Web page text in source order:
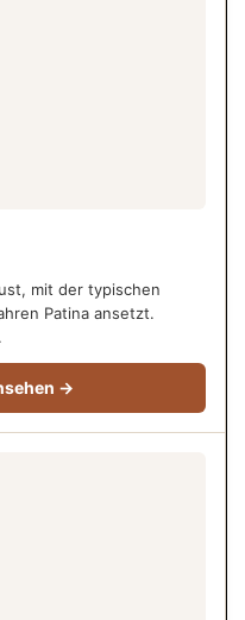
mit der typischen
Patina ansetzt.
→